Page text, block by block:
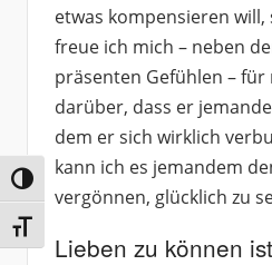
Umschalten auf hohe Kontraste
Schrift vergrößern
etwas kompensieren
freue ich mich – neben
präsenten Gefühlen –
darüber, dass er
dem er sich wirklich
kann ich es jemandem
vergönnen, glücklich zu
Lieben zu können